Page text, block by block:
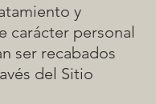
y
carácter personal
ser recabados
del Sitio